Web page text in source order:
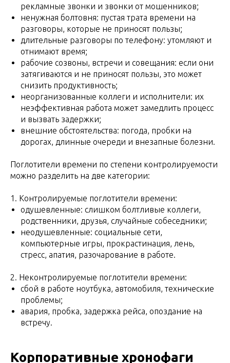
рекламные звонки и звонки от мошенников;
ненужная болтовня: пустая трата времени на
разговоры, которые не приносят пользы;
длительные разговоры по телефону: утомляют и
отнимают время;
рабочие созвоны, встречи и совещания: если они
затягиваются и не приносят пользы, это может
снизить продуктивность;
неорганизованные коллеги и исполнители: их
неэффективная работа может замедлить процесс
и вызвать задержки;
внешние обстоятельства: погода, пробки на
дорогах, длинные очереди и внезапные болезни.
Поглотители времени по степени контролируемости
можно разделить на две категории:
1. Контролируемые поглотители времени:
одушевленные: слишком болтливые коллеги,
родственники, друзья, случайные собеседники;
неодушевленные: социальные сети,
компьютерные игры, прокрастинация, лень,
стресс, апатия, разочарование в работе.
2. Неконтролируемые поглотители времени:
сбой в работе ноутбука, автомобиля, технические
проблемы;
авария, пробка, задержка рейса, опоздание на
встречу.
Корпоративные хронофаги